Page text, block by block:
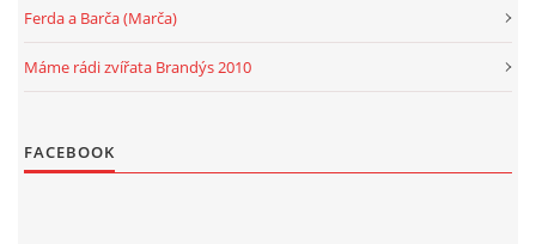
Ferda a Barča (Marča)
Máme rádi zvířata Brandýs 2010
FACEBOOK